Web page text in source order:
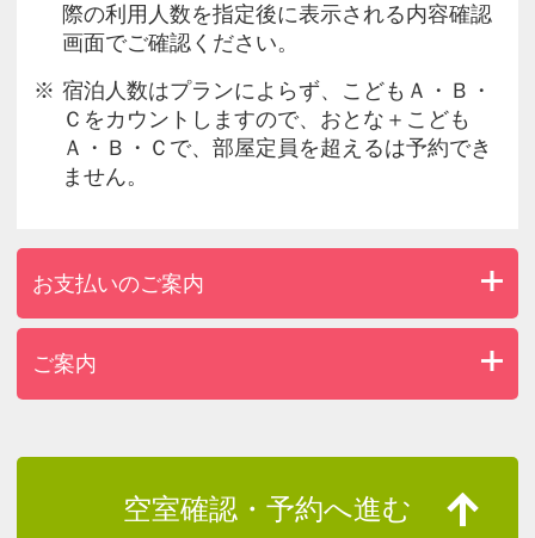
際の利用人数を指定後に表示される内容確認
画面でご確認ください。
宿泊人数はプランによらず、こどもＡ・Ｂ・
Ｃをカウントしますので、おとな＋こども
Ａ・Ｂ・Ｃで、部屋定員を超えるは予約でき
ません。
お支払いのご案内
ご案内
空室確認・予約へ進む